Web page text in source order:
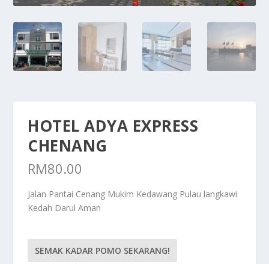
HOTEL ADYA EXPRESS
CHENANG
RM80.00
Jalan Pantai Cenang Mukim Kedawang Pulau langkawi
Kedah Darul Aman
SEMAK KADAR POMO SEKARANG!